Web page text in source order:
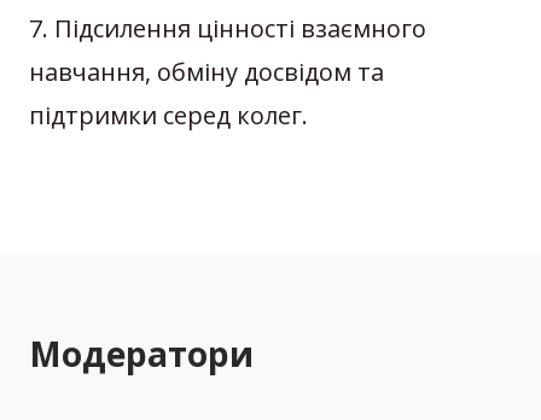
7. Підсилення цінності взаємного
навчання, обміну досвідом та
підтримки серед колег.
Модератори